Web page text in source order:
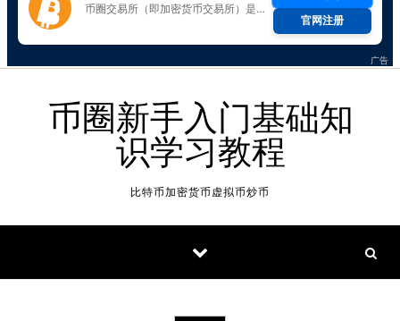
币圈新手入门基础知
识学习教程
比特币加密货币虚拟币炒币